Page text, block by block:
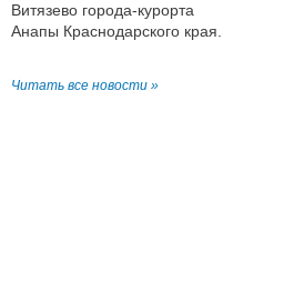
Витязево города-курорта
Анапы Краснодарского края.
Читать все новости »